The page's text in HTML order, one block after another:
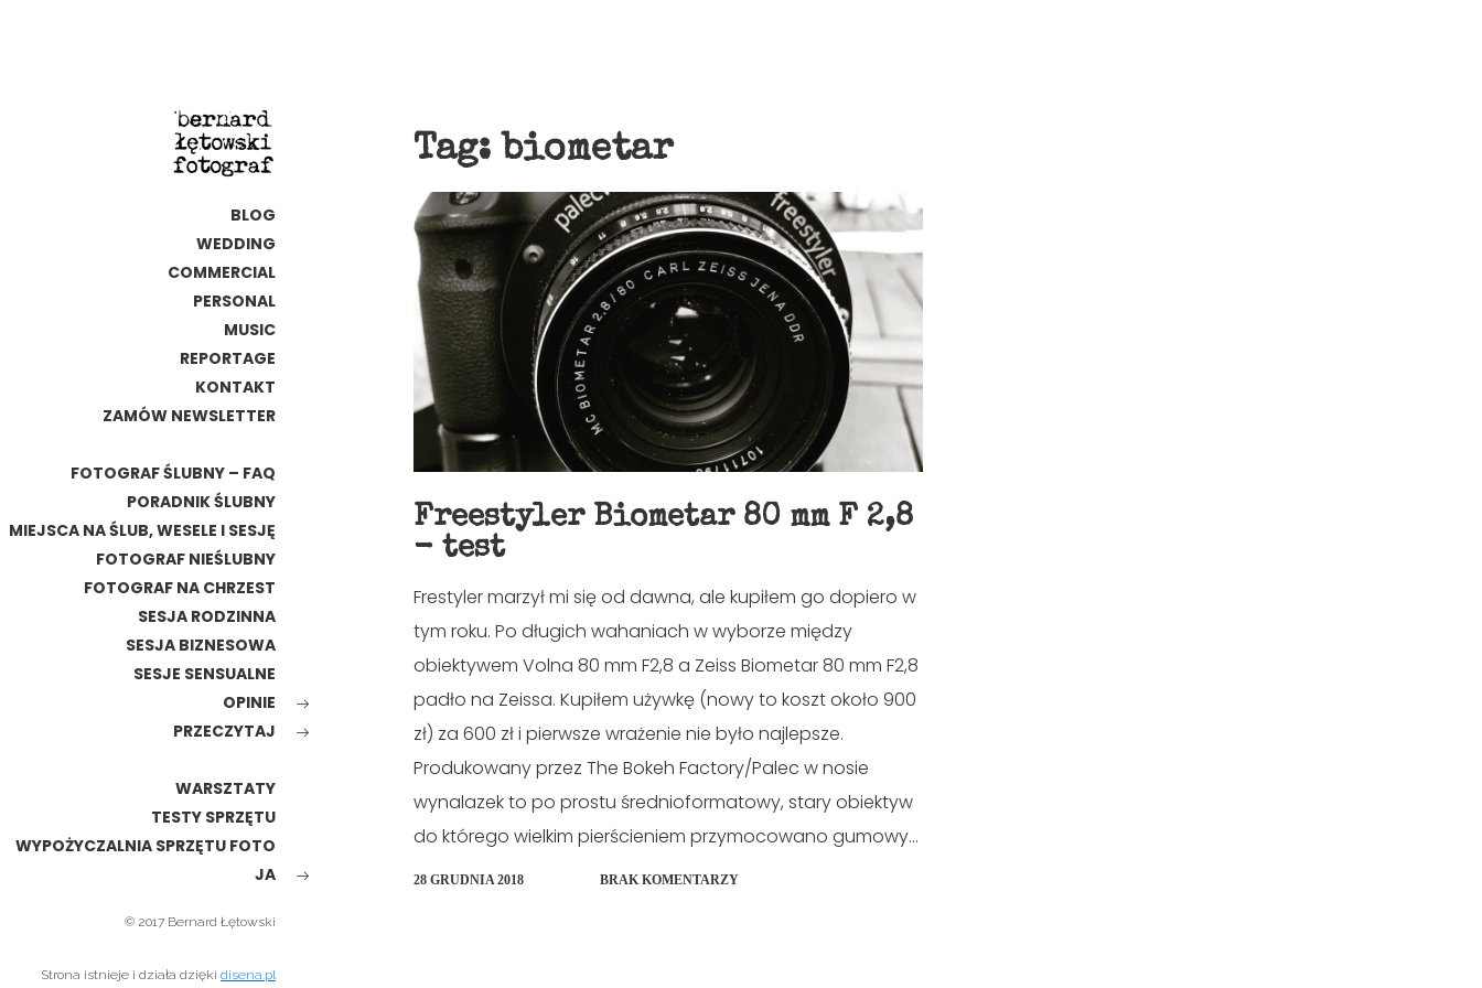
BLOG
WEDDING
COMMERCIAL
PERSONAL
MUSIC
REPORTAGE
KONTAKT
ZAMÓW NEWSLETTER
FOTOGRAF ŚLUBNY – FAQ
PORADNIK ŚLUBNY
MIEJSCA NA ŚLUB, WESELE I SESJĘ
FOTOGRAF NIEŚLUBNY
FOTOGRAF NA CHRZEST
SESJA RODZINNA
SESJA BIZNESOWA
SESJE SENSUALNE
OPINIE
PRZECZYTAJ
WARSZTATY
TESTY SPRZĘTU
WYPOŻYCZALNIA SPRZĘTU FOTO
JA
© 2017 Bernard Łętowski
Strona istnieje i działa dzięki disena.pl
Tag: biometar
Freestyler Biometar 80 mm F 2,8
- test
Frestyler marzył mi się od dawna, ale kupiłem go dopiero w
tym roku. Po długich wahaniach w wyborze między
obiektywem Volna 80 mm F2,8 a Zeiss Biometar 80 mm F2,8
padło na Zeissa. Kupiłem używkę (nowy to koszt około 900
zł) za 600 zł i pierwsze wrażenie nie było najlepsze.
Produkowany przez The Bokeh Factory/Palec w nosie
wynalazek to po prostu średnioformatowy, stary obiektyw
do którego wielkim pierścieniem przymocowano gumowy...
28 GRUDNIA 2018 BRAK KOMENTARZY